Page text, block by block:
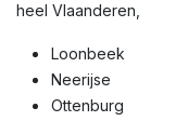
heel Vlaanderen,
Loonbeek
Neerijse
Ottenburg